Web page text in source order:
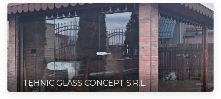
TEHNIC GLASS CONCEPT S.R.L.